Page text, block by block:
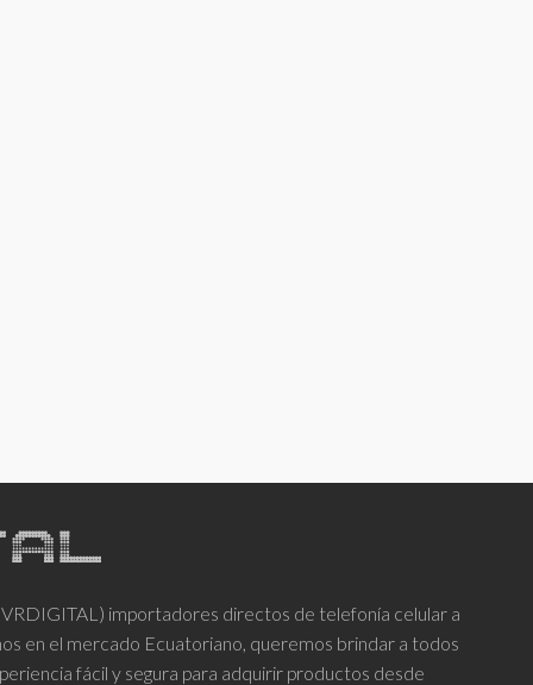
importadores directos de telefonía celular a
en el mercado Ecuatoriano, queremos brindar a todos
fácil y segura para adquirir productos desde